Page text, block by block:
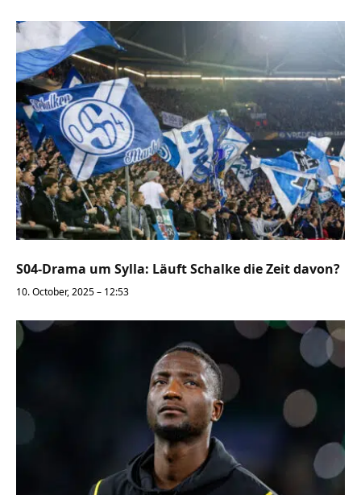
S04-Drama um Sylla: Läuft Schalke die Zeit davon?
10. October, 2025 – 12:53